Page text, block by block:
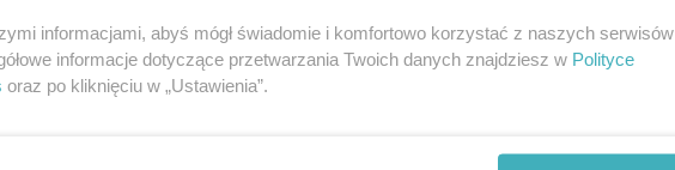
29-10-2019
eKurier
informacjami, abyś mógł świadomie i komfortowo korzystać z naszych serwisów
informacje dotyczące przetwarzania Twoich danych znajdziesz w Polityce
oraz po kliknięciu w „Ustawienia”.